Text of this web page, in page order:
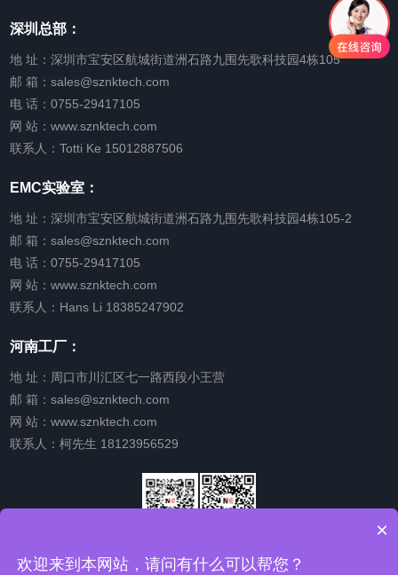
深圳总部：
地 址：深圳市宝安区航城街道洲石路九围先歌科技园4栋105
邮 箱：sales@sznktech.com
电 话：0755-29417105
网 站：www.sznktech.com
联系人：Totti Ke 15012887506
EMC实验室：
地 址：深圳市宝安区航城街道洲石路九围先歌科技园4栋105-2
邮 箱：sales@sznktech.com
电 话：0755-29417105
网 站：www.sznktech.com
联系人：Hans Li 18385247902
河南工厂：
地 址：周口市川汇区七一路西段小王营
邮 箱：sales@sznktech.com
网 站：www.sznktech.com
联系人：柯先生 18123956529
号
视频号
×
欢迎来到本网站，请问有什么可以帮您？